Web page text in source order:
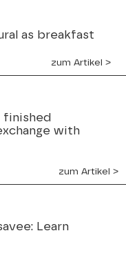
as breakfast
zum Artikel ˃
finished
with
zum Artikel ˃
Learn